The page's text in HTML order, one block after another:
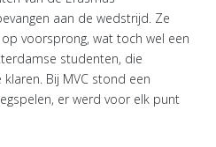
aan de wedstrijd. Ze
voorsprong, wat toch wel een
studenten, die
Bij MVC stond een
er werd voor elk punt